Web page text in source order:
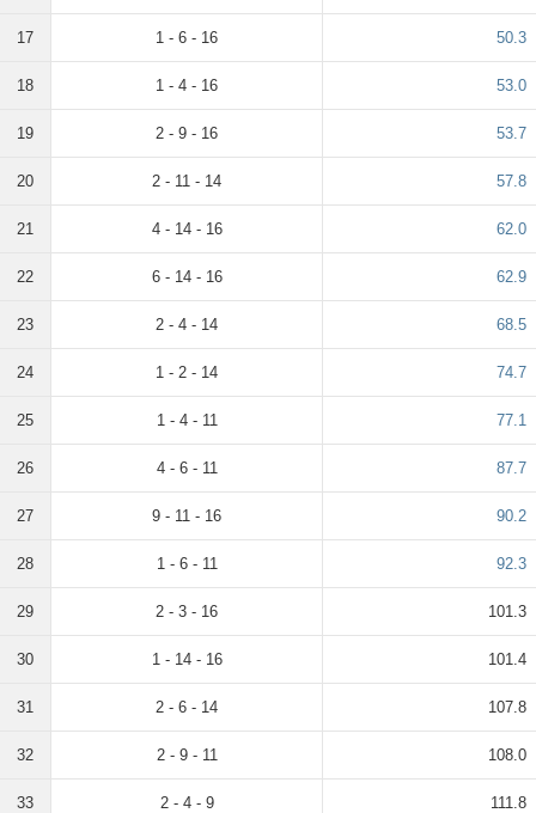
17 1 - 6 - 16 50.3
18 1 - 4 - 16 53.0
19 2 - 9 - 16 53.7
20 2 - 11 - 14 57.8
21 4 - 14 - 16 62.0
22 6 - 14 - 16 62.9
23 2 - 4 - 14 68.5
24 1 - 2 - 14 74.7
25 1 - 4 - 11 77.1
26 4 - 6 - 11 87.7
27 9 - 11 - 16 90.2
28 1 - 6 - 11 92.3
29 2 - 3 - 16 101.3
30 1 - 14 - 16 101.4
31 2 - 6 - 14 107.8
32 2 - 9 - 11 108.0
33 2 - 4 - 9 111.8